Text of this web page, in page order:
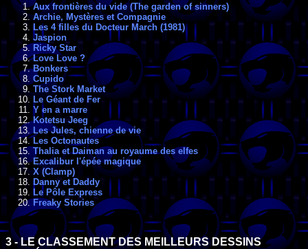
Aux frontières du vide (The garden of sinners)
Archie, Mystères et Compagnie
Les 4 filles du Docteur March (1981)
Jaspion
Ricky Star
Love Love ?
Bonkers
Cupido
The Stork Market
Le Géant de Fer
Y en a marre
Kotetsu Jeeg
Les Jules, chienne de vie
Les Octonautes
Thalia et Daiman au royaume des elfes
Excalibur l'épée magique
X (Clamp)
Danny et Daddy
Le Pôle Express
Freaky Stories
3 - LE CLASSEMENT DES MEILLEURS DESSINS